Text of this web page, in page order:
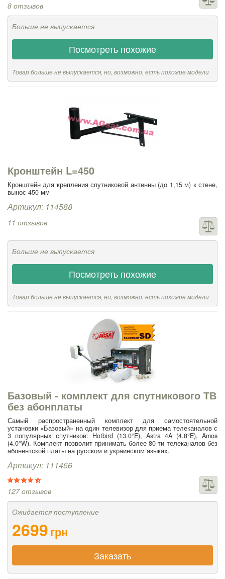
8 отзывов
Больше не выпускается
Посмотреть похожие
Товар больше не выпускается, но, возможно, есть похожие модели
Кронштейн L=450
Кронштейн для крепления спутниковой антенны (до 1,15 м) к стене,
вынос 450 мм
Артикул: 114588
11 отзывов
Больше не выпускается
Посмотреть похожие
Товар больше не выпускается, но, возможно, есть похожие модели
Базовый - комплект для спутникового ТВ
без абонплаты
Самый распространенный комплект для самостоятельной
установки «Базовый» на один телевизор для приема телеканалов с
3 популярных спутников: Hotbird (13.0°E), Astra 4A (4.8°E), Amos
(4.0°W). Комплект позволит принимать более 80-ти телеканалов без
абонентской платы на русском и украинском языках.
Артикул: 111456
127 отзывов
Ожидается поступление
2699грн
Заказать